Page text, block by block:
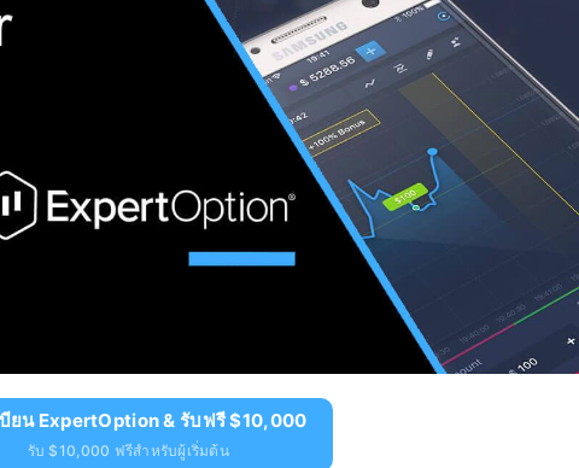
บียน ExpertOption & รับฟรี $10,000
รับ $10,000 ฟรีสำหรับผู้เริ่มต้น